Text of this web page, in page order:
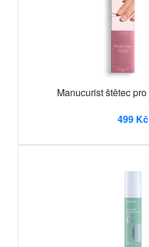
Manucurist štětec
499 Kč